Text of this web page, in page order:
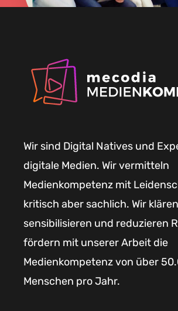
Wir sind Digital Natives und
digitale Medien. Wir vermitteln
Medienkompetenz mit
kritisch aber sachlich. Wir
sensibilisieren und reduzieren
fördern mit unserer Arbeit die
Medienkompetenz von über
Menschen pro Jahr.